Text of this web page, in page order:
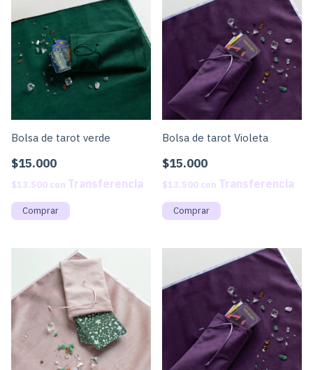
Bolsa de tarot verde
$15.000
$13.500 con
Bolsa de tarot Violeta
$15.000
$13.500 con